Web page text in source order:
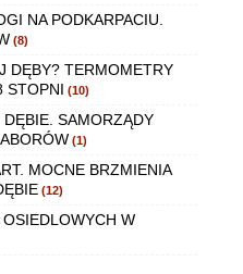
NA PODKARPACIU.
(8)
DĘBY? TERMOMETRY
STOPNI (10)
SAMORZĄDY
(1)
MOCNE BRZMIENIA
(12)
W